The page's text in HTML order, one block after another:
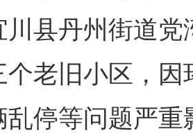
川县丹州街道
个老旧小区，
乱停等问题严